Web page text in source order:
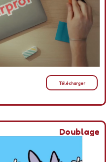
Télécharger
Doublage